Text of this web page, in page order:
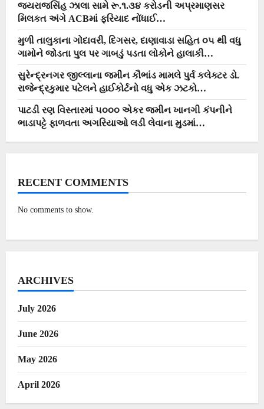
જયરાજસિંહ ઝાલા સામે રૂ.૧.૩૪ કરોડની અપ્રમાણસર
મિલકત અંગે ACBમાં ફરિયાદ નોંધાઈ…
મુળી તાલુકાના ગોદાવરી, દિગસર, દાણાવાડા સહિત ૦૫ થી વધુ
ગામોને જોડતા પુલ પર ગાબડું પડતા લોકોને હાલાકી…
સુરેન્દ્રનગર જીલ્લાના જમીન કૌભાંડ મામલે પુર્વ કલેક્ટર ડો.
રાજેન્દ્રકુમાર પટેલને હાઈકોર્ટનો વધુ એક ઝટકો…
પાટડી રણ વિસ્તારમાં ૫૦૦૦ એકર જમીન ખાનગી કંપનીને
ભાડાપટ્ટે ફાળવતા અગરિયાઓ લડી લેવાના મુડમાં…
RECENT COMMENTS
No comments to show.
ARCHIVES
July 2026
June 2026
May 2026
April 2026